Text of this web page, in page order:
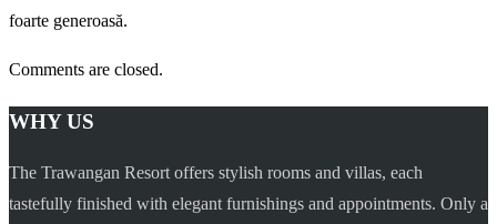
foarte generoasă.
Comments are closed.
WHY US
The Trawangan Resort offers stylish rooms and villas, each
tastefully finished with elegant furnishings and appointments. Only a